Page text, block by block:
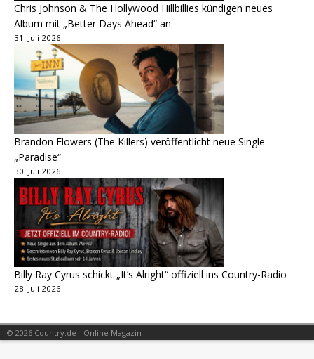
Chris Johnson & The Hollywood Hillbillies kündigen neues
Album mit „Better Days Ahead“ an
31. Juli 2026
Brandon Flowers (The Killers) veröffentlicht neue Single
„Paradise“
30. Juli 2026
Billy Ray Cyrus schickt „It’s Alright“ offiziell ins Country-Radio
28. Juli 2026
© 2026 Country.de - Online Magazin